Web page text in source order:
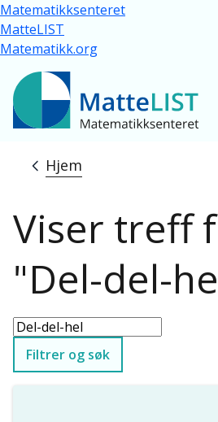
Hopp til hovedinnhold
Matematikksenteret
MatteLIST
Matematikk.org
Navigasjonssti
Hjem
Viser treff
"Del-del-
Filtrer og søk